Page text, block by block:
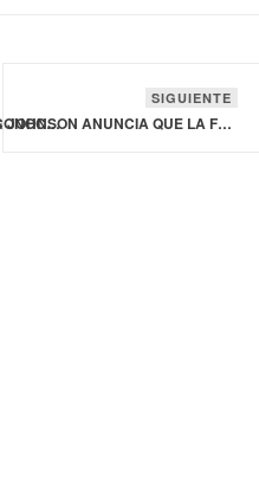
OMS INVESTIGA ENFERMEDAD DESCONOCIDA QUE HA CAUSADO MUERTES EN REPÚBLICA DEMOCRÁTICA DEL CONGO
SIGUIENTE
JOHNSON & JOHNSON ANUNCIA QUE LA FDA OTORGA DESIGNACIÓN DE TERAPIA INNOVADORA A SU FÁRMACO PARA LA ENFERMEDAD DE SJÖGREN